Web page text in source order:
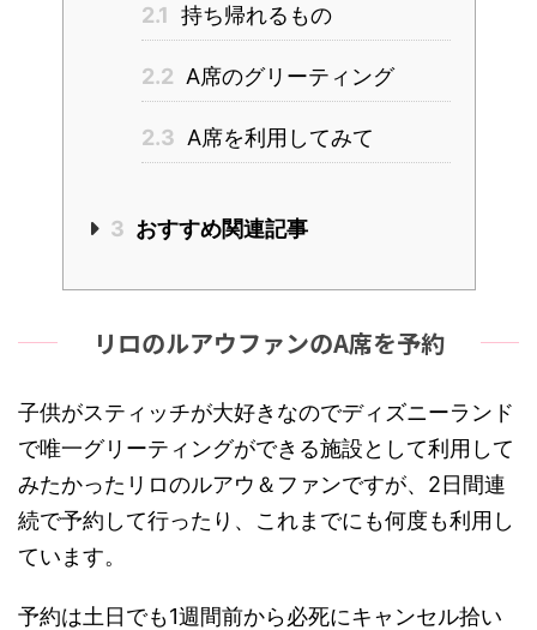
2.1 持ち帰れるもの
2.2 A席のグリーティング
2.3 A席を利用してみて
3 おすすめ関連記事
リロのルアウファンのA席を予約
子供がスティッチが大好きなのでディズニーランド
で唯一グリーティングができる施設として利用して
みたかったリロのルアウ＆ファンですが、2日間連
続で予約して行ったり、これまでにも何度も利用し
ています。
予約は土日でも1週間前から必死にキャンセル拾い